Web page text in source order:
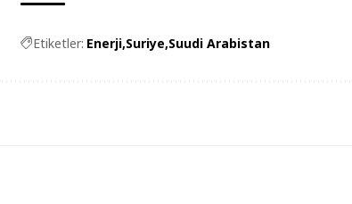
Etiketler: Enerji Suriye Suudi Arabistan